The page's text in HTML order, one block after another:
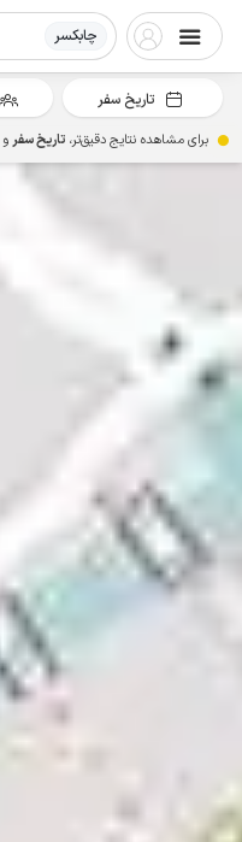
چابکسر
تاریخ سفر
برای مشاهده نتایج دقیق‌تر، تاریخ سفرو